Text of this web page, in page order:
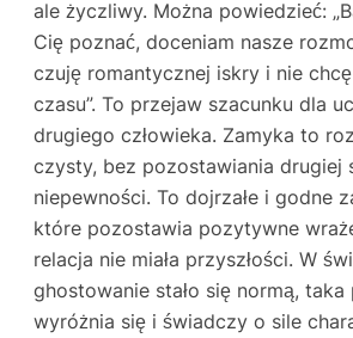
ale życzliwy. Można powiedzieć:
Cię poznać, doceniam nasze
czuję romantycznej iskry i nie
czasu”. To przejaw szacunku dla
drugiego człowieka. Zamyka to
czysty, bez pozostawiania drugiej
niepewności. To dojrzałe i godne
które pozostawia pozytywne
relacja nie miała przyszłości. W
ghostowanie stało się normą, taka
wyróżnia się i świadczy o sile